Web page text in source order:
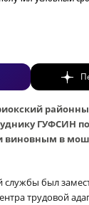
ГУФСИН
виновным в
службы был
трудовой